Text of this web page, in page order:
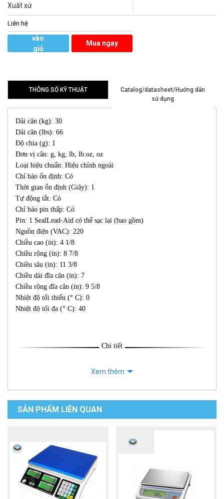
Xuất xứ
Liên hệ
vào
giỏ
Mua ngay
THÔNG SỐ KỸ THUẬT
Catalog/datasheet/Hướng dẫn
sử dụng
Dải cân (kg): 30
Dải cân (lbs): 66
Độ chia (g): 1
Đơn vị cân: g, kg, lb, lb:oz, oz
Loại hiệu chuẩn: Hiệu chỉnh ngoài
Chỉ báo ổn định: Có
Thời gian ổn định (Giây): 1
Tự động tắt: Có
Chỉ báo pin thấp: Có
Pin: 1 SealLead-Aid có thể sạc lại (bao gồm)
Nguồn điện (VAC): 220
Chiều cao (in): 4 1/8
Chiều rộng (in): 8 7/8
Chiều sâu (in): 11 3/8
Chiều dài đĩa cân (in): 7
Chiều rộng đĩa cân (in): 9 5/8
Nhiệt độ tối thiểu (° C): 0
Nhiệt độ tối đa (° C): 40
Chi tiết
Xem thêm
SẢN PHẨM LIÊN QUAN